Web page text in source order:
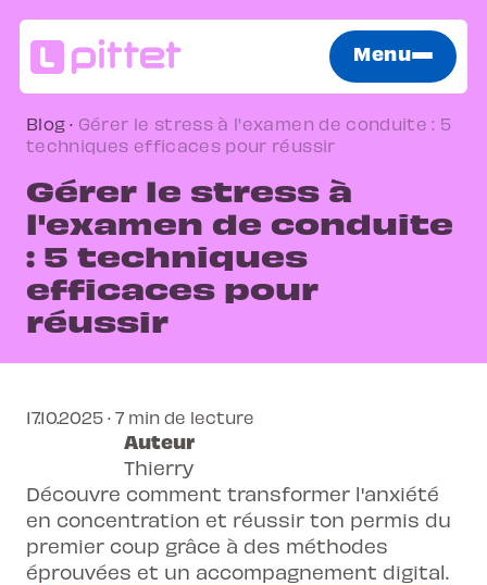
Menu
Blog · Gérer le stress à l'examen de conduite : 5
techniques efficaces pour réussir
Gérer le stress à
l'examen de conduite
: 5 techniques
efficaces pour
réussir
Découvre comment transformer l'anxiété
en concentration et réussir ton permis du
premier coup grâce à des méthodes
éprouvées et un accompagnement digital.
17.10.2025 · 7 min de lecture
Auteur
Thierry